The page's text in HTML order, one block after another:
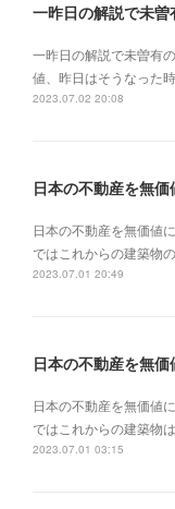
一昨日の解説で未曽有
値、昨日はそうなった
2023.07.02 20:08
日本の不動産を無価値
ではこれからの建築物
2023.07.01 20:49
日本の不動産を無価値
ではこれからの建築物
2023.07.01 03:15